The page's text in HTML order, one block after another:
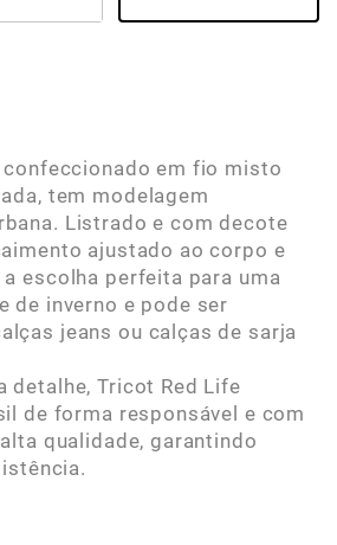
confeccionado em fio misto
tem modelagem
Listrado e com decote
ajustado ao corpo e
escolha perfeita para uma
de inverno e pode ser
jeans ou calças de sarja
detalhe, Tricot Red Life
de forma responsável e com
qualidade, garantindo